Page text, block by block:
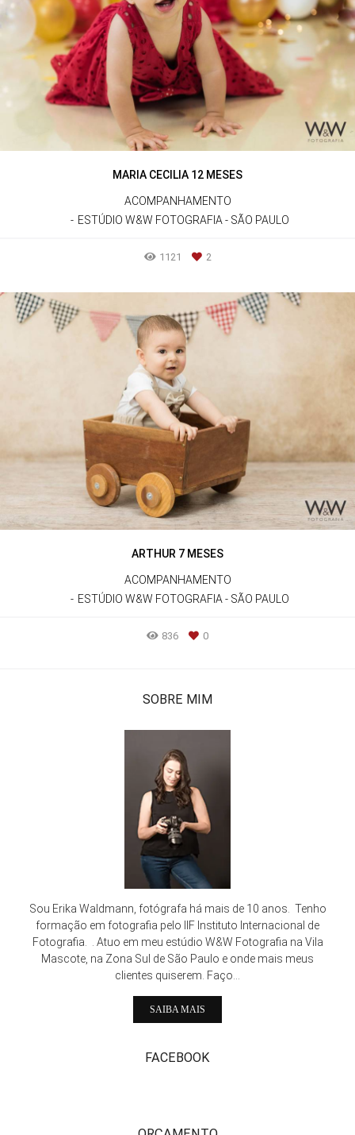
MARIA CECILIA 12 MESES
ACOMPANHAMENTO
ESTÚDIO W&W FOTOGRAFIA - SÃO PAULO
1121 2
ARTHUR 7 MESES
ACOMPANHAMENTO
ESTÚDIO W&W FOTOGRAFIA - SÃO PAULO
836 0
SOBRE MIM
Sou Erika Waldmann, fotógrafa há mais de 10 anos. Tenho
formação em fotografia pelo IIF Instituto Internacional de
Fotografia. . Atuo em meu estúdio W&W Fotografia na Vila
Mascote, na Zona Sul de São Paulo e onde mais meus
clientes quiserem. Faço...
SAIBA MAIS
FACEBOOK